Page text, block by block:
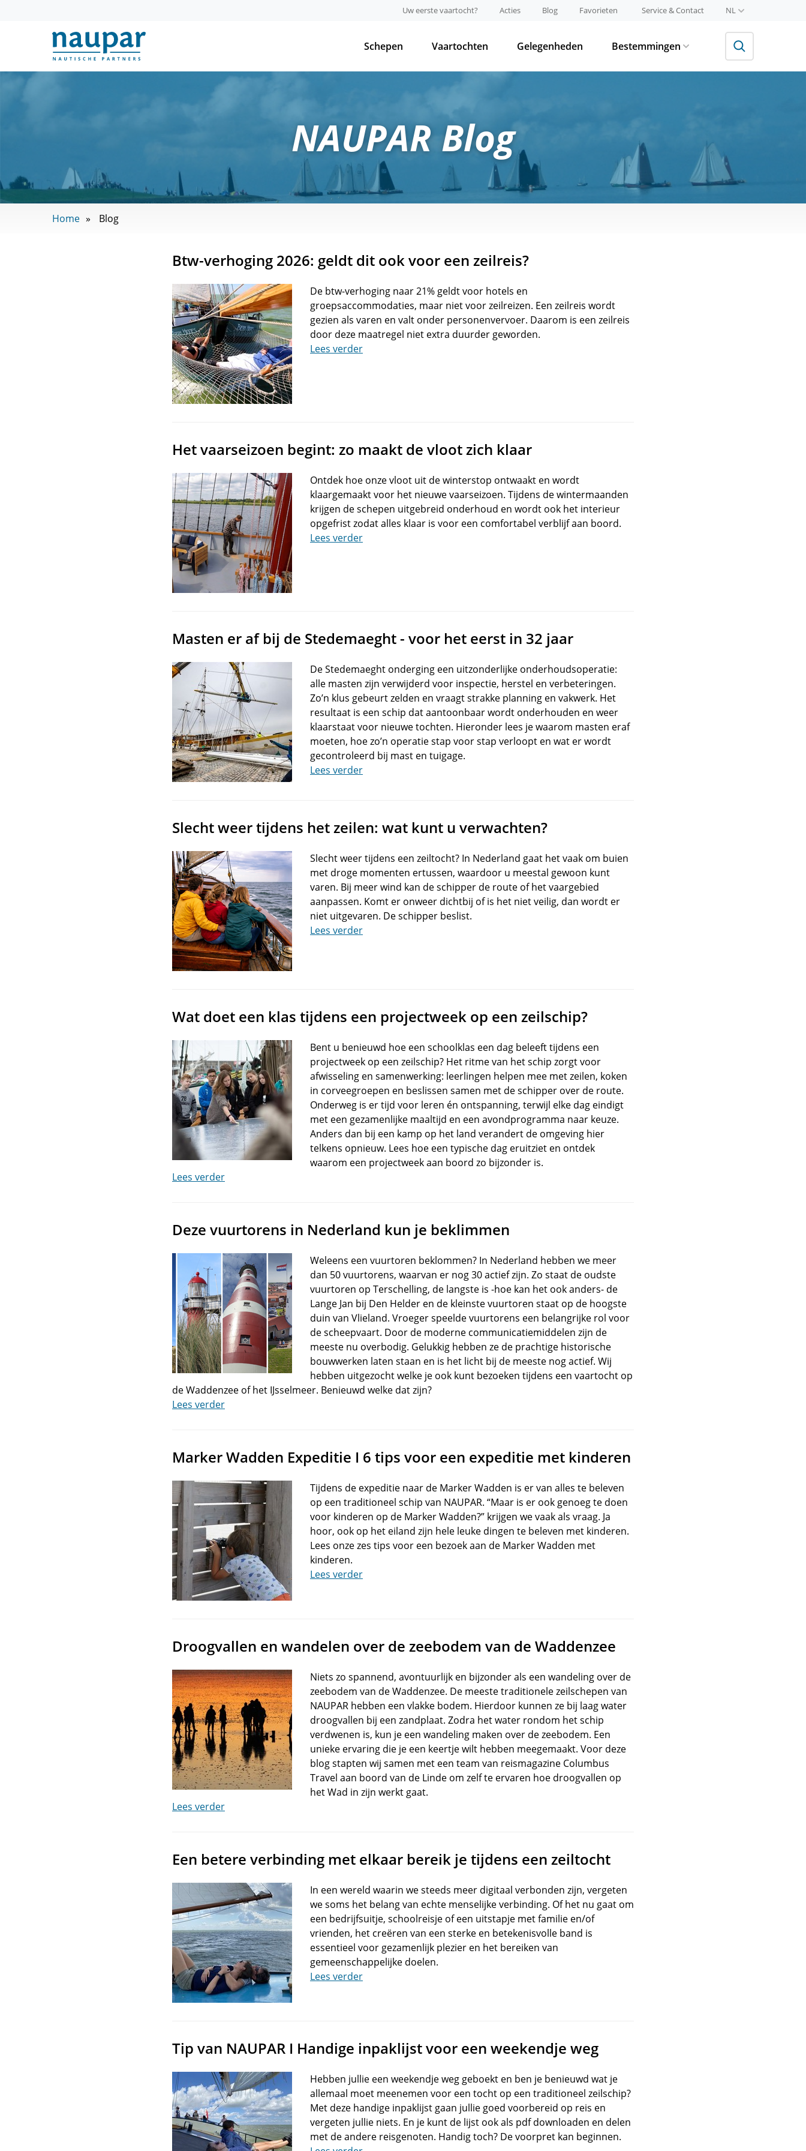
Uw eerste vaartocht? Acties Blog Favorieten Service & Contact NL
Schepen Vaartochten Gelegenheden Bestemmingen
NAUPAR Blog
Home Blog
Btw-verhoging 2026: geldt dit ook voor een zeilreis?
De btw-verhoging naar 21% geldt voor hotels en
groepsaccommodaties, maar niet voor zeilreizen. Een zeilreis wordt
gezien als varen en valt onder personenvervoer. Daarom is een zeilreis
door deze maatregel niet extra duurder geworden.
Lees verder
Het vaarseizoen begint: zo maakt de vloot zich klaar
Ontdek hoe onze vloot uit de winterstop ontwaakt en wordt
klaargemaakt voor het nieuwe vaarseizoen. Tijdens de wintermaanden
krijgen de schepen uitgebreid onderhoud en wordt ook het interieur
opgefrist zodat alles klaar is voor een comfortabel verblijf aan boord.
Lees verder
Masten er af bij de Stedemaeght - voor het eerst in 32 jaar
De Stedemaeght onderging een uitzonderlijke onderhoudsoperatie:
alle masten zijn verwijderd voor inspectie, herstel en verbeteringen.
Zo’n klus gebeurt zelden en vraagt strakke planning en vakwerk. Het
resultaat is een schip dat aantoonbaar wordt onderhouden en weer
klaarstaat voor nieuwe tochten. Hieronder lees je waarom masten eraf
moeten, hoe zo’n operatie stap voor stap verloopt en wat er wordt
gecontroleerd bij mast en tuigage.
Lees verder
Slecht weer tijdens het zeilen: wat kunt u verwachten?
Slecht weer tijdens een zeiltocht? In Nederland gaat het vaak om buien
met droge momenten ertussen, waardoor u meestal gewoon kunt
varen. Bij meer wind kan de schipper de route of het vaargebied
aanpassen. Komt er onweer dichtbij of is het niet veilig, dan wordt er
niet uitgevaren. De schipper beslist.
Lees verder
Wat doet een klas tijdens een projectweek op een zeilschip?
Bent u benieuwd hoe een schoolklas een dag beleeft tijdens een
projectweek op een zeilschip? Het ritme van het schip zorgt voor
afwisseling en samenwerking: leerlingen helpen mee met zeilen, koken
in corveegroepen en beslissen samen met de schipper over de route.
Onderweg is er tijd voor leren én ontspanning, terwijl elke dag eindigt
met een gezamenlijke maaltijd en een avondprogramma naar keuze.
Anders dan bij een kamp op het land verandert de omgeving hier
telkens opnieuw. Lees hoe een typische dag eruitziet en ontdek
waarom een projectweek aan boord zo bijzonder is.
Lees verder
Deze vuurtorens in Nederland kun je beklimmen
Weleens een vuurtoren beklommen? In Nederland hebben we meer
dan 50 vuurtorens, waarvan er nog 30 actief zijn. Zo staat de oudste
vuurtoren op Terschelling, de langste is -hoe kan het ook anders- de
Lange Jan bij Den Helder en de kleinste vuurtoren staat op de hoogste
duin van Vlieland. Vroeger speelde vuurtorens een belangrijke rol voor
de scheepvaart. Door de moderne communicatiemiddelen zijn de
meeste nu overbodig. Gelukkig hebben ze de prachtige historische
bouwwerken laten staan en is het licht bij de meeste nog actief. Wij
hebben uitgezocht welke je ook kunt bezoeken tijdens een vaartocht op
de Waddenzee of het IJsselmeer. Benieuwd welke dat zijn?
Lees verder
Marker Wadden Expeditie I 6 tips voor een expeditie met kinderen
Tijdens de expeditie naar de Marker Wadden is er van alles te beleven
op een traditioneel schip van NAUPAR. “Maar is er ook genoeg te doen
voor kinderen op de Marker Wadden?” krijgen we vaak als vraag. Ja
hoor, ook op het eiland zijn hele leuke dingen te beleven met kinderen.
Lees onze zes tips voor een bezoek aan de Marker Wadden met
kinderen.
Lees verder
Droogvallen en wandelen over de zeebodem van de Waddenzee
Niets zo spannend, avontuurlijk en bijzonder als een wandeling over de
zeebodem van de Waddenzee. De meeste traditionele zeilschepen van
NAUPAR hebben een vlakke bodem. Hierdoor kunnen ze bij laag water
droogvallen bij een zandplaat. Zodra het water rondom het schip
verdwenen is, kun je een wandeling maken over de zeebodem. Een
unieke ervaring die je een keertje wilt hebben meegemaakt. Voor deze
blog stapten wij samen met een team van reismagazine Columbus
Travel aan boord van de Linde om zelf te ervaren hoe droogvallen op
het Wad in zijn werkt gaat.
Lees verder
Een betere verbinding met elkaar bereik je tijdens een zeiltocht
In een wereld waarin we steeds meer digitaal verbonden zijn, vergeten
we soms het belang van echte menselijke verbinding. Of het nu gaat om
een bedrijfsuitje, schoolreisje of een uitstapje met familie en/of
vrienden, het creëren van een sterke en betekenisvolle band is
essentieel voor gezamenlijk plezier en het bereiken van
gemeenschappelijke doelen.
Lees verder
Tip van NAUPAR I Handige inpaklijst voor een weekendje weg
Hebben jullie een weekendje weg geboekt en ben je benieuwd wat je
allemaal moet meenemen voor een tocht op een traditioneel zeilschip?
Met deze handige inpaklijst gaan jullie goed voorbereid op reis en
vergeten jullie niets. En je kunt de lijst ook als pdf downloaden en delen
met de andere reisgenoten. Handig toch? De voorpret kan beginnen.